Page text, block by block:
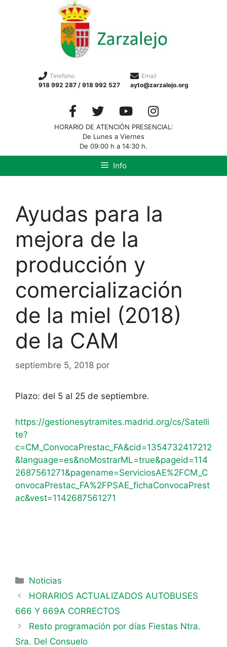
Telefono
918 992 287 / 918 992 527
Email
ayto@zarzalejo.org
HORARIO DE ATENCIÓN PRESENCIAL:
De Lunes a Viernes
De 09:00 h a 14:30 h.
Info
Ayudas para la
mejora de la
producción y
comercialización
de la miel (2018)
de la CAM
septiembre 5, 2018 por
Plazo: del 5 al 25 de septiembre.
https://gestionesytramites.madrid.org/cs/Satelli
te?
c=CM_ConvocaPrestac_FA&cid=1354732417212
&language=es&noMostrarML=true&pageid=114
2687561271&pagename=ServiciosAE%2FCM_C
onvocaPrestac_FA%2FPSAE_fichaConvocaPrest
ac&vest=1142687561271
Noticias
HORARIOS ACTUALIZADOS AUTOBUSES
666 Y 669A CORRECTOS
Resto programación por días Fiestas Ntra.
Sra. Del Consuelo